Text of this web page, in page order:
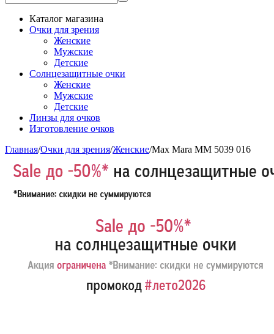
Каталог магазина
Очки для зрения
Женские
Мужские
Детские
Солнцезащитные очки
Женские
Мужские
Детские
Линзы для очков
Изготовление очков
Главная/Очки для зрения/Женские/Max Mara MM 5039 016